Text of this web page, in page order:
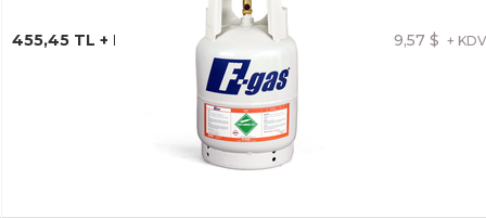
9,57 $ + KDV
455,45 TL + KDV